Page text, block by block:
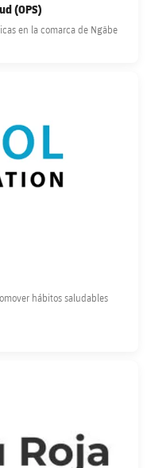
(OPS)
en la comarca de Ngäbe
hábitos saludables